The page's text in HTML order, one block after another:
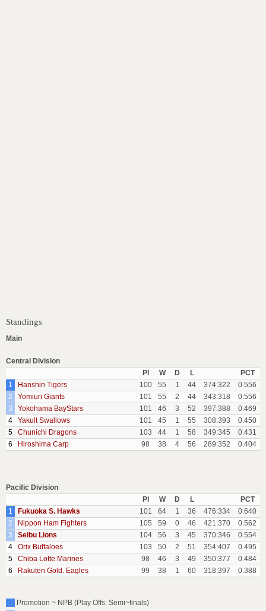
Standings
Main
Central Division
Pl
W D L
PCT
1
Hanshin Tigers 100 55 1 44 374:322
0.556
2
Yomiuri Giants 101 55 2 44 343:318
0.556
3
Yokohama BayStars 101 46 3 52 397:388
0.469
4
Yakult Swallows 101 45 1 55 308:393
0.450
5
Chunichi Dragons 103 44 1 58 349:345
0.431
6
Hiroshima Carp 98 38 4 56 289:352 0.404
Pacific Division
Pl
W D L
PCT
1
Fukuoka S. Hawks 101 64 1 36 476:334
0.640
2
Nippon Ham Fighters 105 59 0 46 421:370
0.562
3
Seibu Lions 104 56 3 45 370:346
0.554
4
Orix Buffaloes 103 50 2 51 354:407
0.495
5
Chiba Lotte Marines 98 46 3 49 350:377
0.484
6
Rakuten Gold. Eagles 99 38 1 60 318:397 0.388
Promotion ~ NPB (Play Offs: Semi~finals)